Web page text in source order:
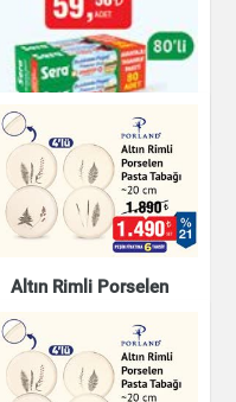
Porland Porselen
Tuzluk Biberlik Seti
Mutfak Ürünleri
Sera Buzdolabı
Poşeti Orta Boy
Mutfak Ürünleri
Altın Rimli Porselen
Pasta Tabağı - 20
cm
Mutfak Ürünleri